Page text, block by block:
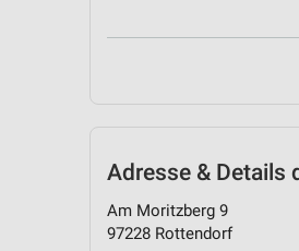
Adresse & Details
Am Moritzberg 9
97228 Rottendorf